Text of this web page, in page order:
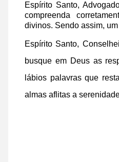
Espírito Santo,
compreenda
divinos. Sendo assim,
Espírito Santo,
busque em Deus as
lábios palavras que
almas aflitas a